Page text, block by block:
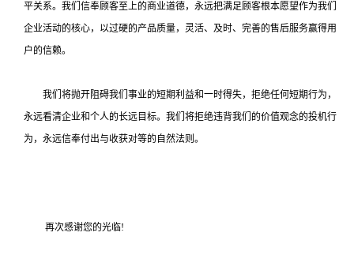
平关系。我们信奉顾客至上的商业道德，永远把满足顾客根本愿望作为我们
企业活动的核心，以过硬的产品质量，灵活、及时、完善的售后服务赢得用
户的信赖。
我们将抛开阻碍我们事业的短期利益和一时得失，拒绝任何短期行为，
永远看清企业和个人的长远目标。我们将拒绝违背我们的价值观念的投机行
为，永远信奉付出与收获对等的自然法则。
再次感谢您的光临!